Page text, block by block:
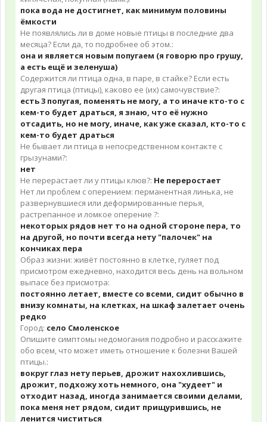
пока вода не достигнет, как минимум половины
ёмкости
Не появлялись ли в доме новые птицы в последние два
месяца? Если да, то подробнее об этом.:
она и является новым попугаем (я говорю про грушу,
а есть ещё и зеленуша)
Содержится ли птица одна, в паре, в стайке? Если есть
другая птица (птицы), каково ее (их) самочувствие?:
есть 3 попугая, поменять не могу, а то иначе кто-то с
кем-то будет драться, я знаю, что её нужно
отсадить, но не могу, иначе, как уже сказал, кто-то с
кем-то будет драться
Не бывает ли птица в непосредственном контакте с
грызунами?:
нет
Не перерастает ли у птицы клюв?: Не переростает
Нет ли проблем с оперением: перманентная линька, не
развернувшиеся или деформированные перья,
растрепанное и ломкое оперение ?:
некоторых рядов нет то на одной стороне пера, то
на другой, но почти всегда нету "палочек" на
кончиках пера
Образ жизни: живёт постоянно в клетке, гуляет под
присмотром ежедневно, находится весь день на вольном
выпасе без присмотра:
постоянно летает, вместе со всеми, сидит обычно в
внизу комнаты, на клетках, на шкаф залетает очень
редко
Город: село Смоленское
Опишите симптомы недомогания подробно и расскажите
обо всем, что может иметь отношение к болезни Вашей
птицы.:
вокруг глаз нету перьев, дрожит нахохлившись,
дрожит, подхожу хоть немного, она "худеет" и
отходит назад, иногда занимается своими делами,
пока меня нет рядом, сидит прищурившись, не
ленится чиститься